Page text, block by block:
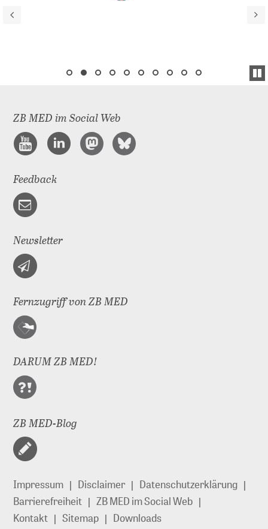
ZB MED im Social Web
Feedback
Newsletter
Fernzugriff von ZB MED
DARUM ZB MED!
ZB MED-Blog
Impressum Disclaimer
Datenschutzerklärung
Barrierefreiheit
ZB MED im Social Web
Kontakt
Sitemap Downloads